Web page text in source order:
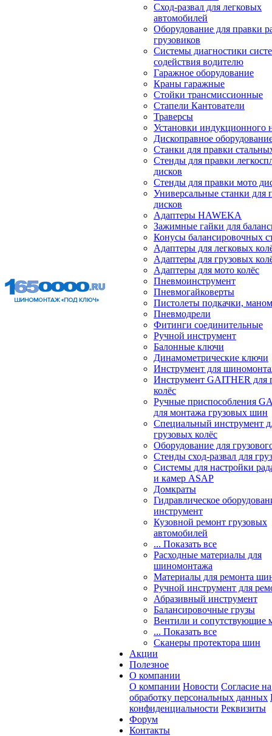
Сход-развал для легковых
автомобилей
Оборудование для правки
грузовиков
Системы диагностики
содействия водителю
Гаражное оборудование
Краны гаражные
Стойки трансмиссионные
Стапели Кантователи
Траверсы
Установки индукционного
Дископравное
Станки для правки
Стенды для правки
дисков
Стенды для правки мото
Универсальные станки для
дисков
Адаптеры HAWEKA
Зажимные гайки для
Конусы балансировочных
Адаптеры для легковых
Адаптеры для грузовых
Адаптеры для мото колёс
Пневмоинструмент
Пневмогайковерты
Пистолеты подкачки,
Пневмодрели
Фитинги соединительные
Ручной инструмент
Балонные ключи
Динамометрические ключи
Инструмент для
Инструмент GAITHER для
колёс
Ручные приспособления
для монтажа грузовых шин
Специальный инструмент
грузовых колёс
Оборудование для
Стенды сход-развал для
Системы для настройки
и камер ASAP
Домкраты
Гидравлическое
инструмент
Кузовной ремонт грузовых
автомобилей
... Показать все
Расходные материалы для
шиномонтажа
Материалы для ремонта
Ручной инструмент для
Абразивный инструмент
Балансировочные грузы
Вентили и сопутствующие
... Показать все
Сканеры протектора шин
Акции
Полезное
О компании
О компании Новости Согласие на
обработку персональных данных
конфиденциальности Реквизиты
Форум
Контакты